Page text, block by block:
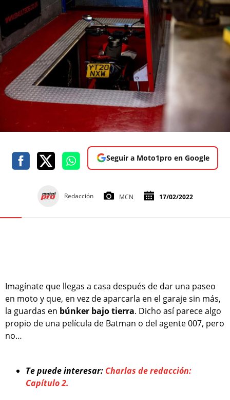
Seguir a Moto1pro en Google
Redacción MCN 17/02/2022
Imagínate que llegas a casa después de dar una paseo
en moto y que, en vez de aparcarla en el garaje sin más,
la guardas en búnker bajo tierra. Dicho así parece algo
propio de una película de Batman o del agente 007, pero
no…
Te puede interesar: Charlas de redacción:
Capítulo 2.